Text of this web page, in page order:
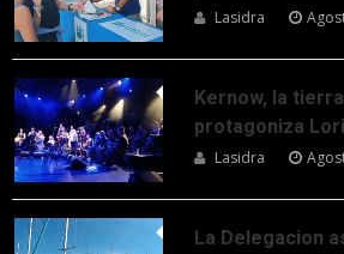
Lasidra
Kernow, la
protagoniza
Lasidra
La Delegacion